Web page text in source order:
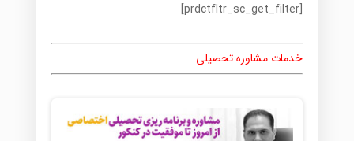
[prdctfltr_sc_get_filter]
خدمات مشاوره تحصیلی